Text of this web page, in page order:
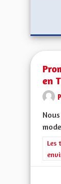
en
Les